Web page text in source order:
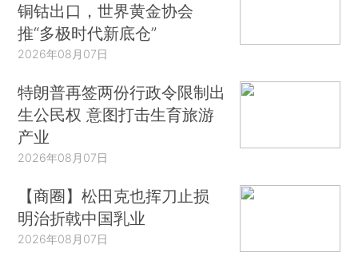
铜钴出口，世界黄金协会
推“多极时代新底仓”
2026年08月07日
特朗普再签两份行政令限制出
生公民权 意图打击生育旅游
产业
2026年08月07日
【商圈】松田克也挥刀止损
明治折戟中国乳业
2026年08月07日